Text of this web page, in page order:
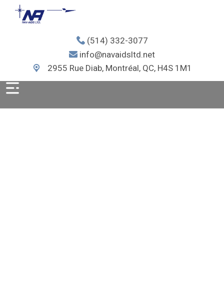
(514) 332-3077
info@navaidsltd.net
2955 Rue Diab, Montréal, QC, H4S 1M1